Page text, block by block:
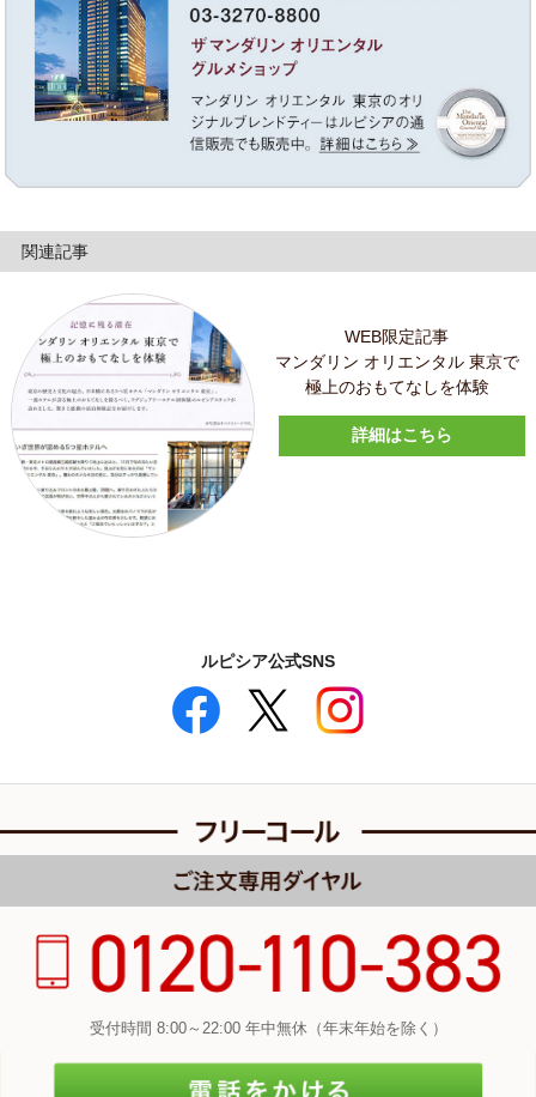
関連記事
WEB限定記事
マンダリン オリエンタル 東京で
極上のおもてなしを体験
詳細はこちら
ルピシア公式SNS
受付時間 8:00～22:00 年中無休（年末年始を除く）